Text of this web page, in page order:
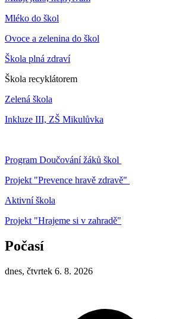
Mléko do škol
Ovoce a zelenina do škol
Škola plná zdraví
Škola recyklátorem
Zelená škola
Inkluze III, ZŠ Mikulůvka
Program Doučování žáků škol
Projekt "Prevence hravě zdravě"
Aktivní škola
Projekt "Hrajeme si v zahradě"
Počasí
dnes, čtvrtek 6. 8. 2026